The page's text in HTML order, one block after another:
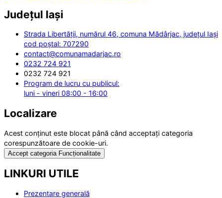
Județul Iași
Strada Libertății, numărul 46, comuna Mădârjac, județul Iași
cod poștal: 707290
contact@comunamadarjac.ro
0232 724 921
0232 724 921
Program de lucru cu publicul:
luni - vineri 08:00 - 16:00
Localizare
Acest conținut este blocat până când acceptați categoria
corespunzătoare de cookie-uri.
Accept categoria Funcționalitate
LINKURI UTILE
Prezentare generală